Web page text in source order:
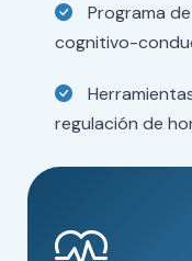
Programa
cognitivo-
regulación de